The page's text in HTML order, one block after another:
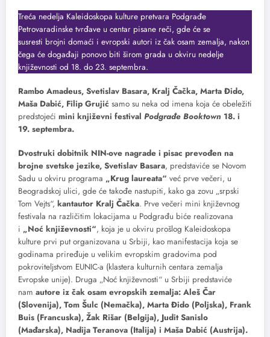
Treća nedelja Kaleidoskopa kulture pretvara Podgrađe
Petrovaradinske tvrđave u centar pisane reči, gde će se
susresti brojni domaći i evropski autori iz čak osam zemalja, nakon
čega će događaji ponovo biti širom grada u okviru nedelje
književnosti od 18. do 23. septembra.
Rambo Amadeus, Svetislav Basara, Kralj Čačka, Marta Đido,
Maša Dabić, Filip Grujić samo su neka od imena koja će obeležiti
predstojeći mini književni festival Podgrađe Booktown 18. i
19. septembra.
Dvostruki dobitnik NIN-ove nagrade i pisac prevođen na
brojne svetske jezike, Svetislav Basara, predstaviće se Novom
Sadu u okviru programa „Krug laureata“ već prve večeri, u
Beogradskoj ulici, gde će takođe nastupiti, kako ga zovu „srpski
Tom Vejts“, kantautor Kralj Čačka. Prve večeri mini književnog
festivala na različitim lokacijama u Podgrađu biće realizovana
i „Noć književnosti“, koja je u okviru prošlog Kaleidoskopa
kulture prvi put organizovana u Srbiji, kao manifestacija koja se
godinama priređuje u velikim evropskim gradovima pod
pokroviteljstvom EUNIC-a (klastera kulturnih centara zemalja
Evropske unije). Druga „Noć književnosti“ u Srbiji predstaviće
nam autore iz čak osam evropskih zemalja: Aleš Čar
(Slovenija), Tom Šulc (Nemačka), Marta Đido (Poljska), Frank
Buis (Francuska), Žak Rišar (Belgija), Judit Sanislo
(Mađarska), Nadija Teranova (Italija) i Maša Dabić (Austrija).